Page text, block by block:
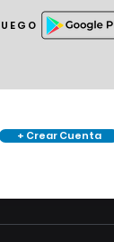
+ Crear Cuenta